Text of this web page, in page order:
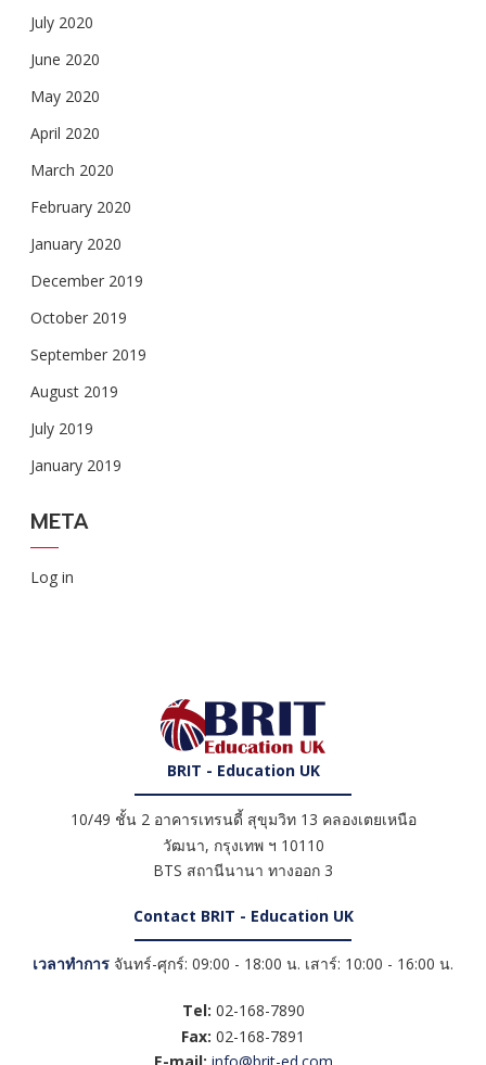
July 2020
June 2020
May 2020
April 2020
March 2020
February 2020
January 2020
December 2019
October 2019
September 2019
August 2019
July 2019
January 2019
META
Log in
BRIT - Education UK
10/49 ชั้น 2 อาคารเทรนดี้ สุขุมวิท 13 คลองเตยเหนือ
วัฒนา, กรุงเทพ ฯ 10110
BTS สถานีนานา ทางออก 3
Contact BRIT - Education UK
เวลาทำการ จันทร์-ศุกร์: 09:00 - 18:00 น. เสาร์: 10:00 - 16:00 น.
Tel: 02-168-7890
Fax: 02-168-7891